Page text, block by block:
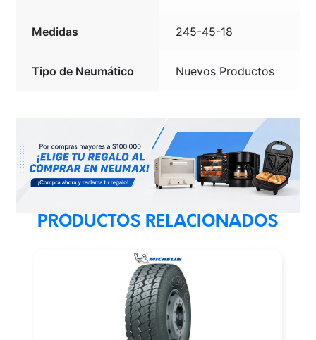
Medidas 245-45-18
Tipo de Neumático Nuevos Productos
PRODUCTOS RELACIONADOS